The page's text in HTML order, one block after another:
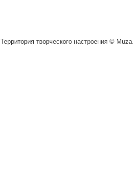
Территория творческого настроения ©